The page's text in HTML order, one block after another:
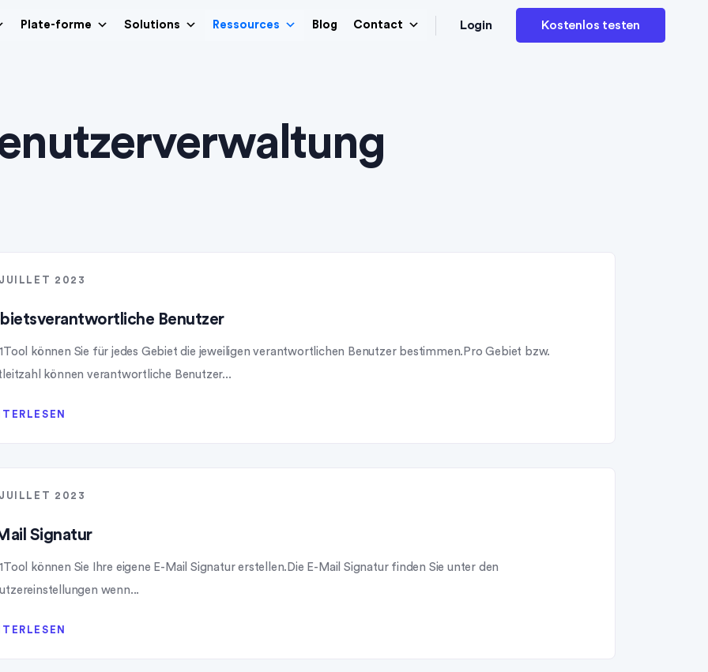
Plate-forme Solutions Ressources Blog Contact Login Kostenlos testen
2023
Benutzer
können Sie für jedes Gebiet die jeweiligen verantwortlichen Benutzer bestimmen.Pro Gebiet bzw.
können verantwortliche Benutzer...
2023
Signatur
können Sie Ihre eigene E-Mail Signatur erstellen.Die E-Mail Signatur finden Sie unter den
wenn...